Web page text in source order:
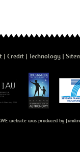
Credit Technology
website was produced by